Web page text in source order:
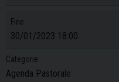
Fine:
30/01/2023 18:00
Categorie:
Agenda Pastorale